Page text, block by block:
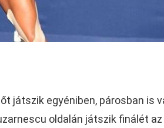
játszik egyéniben, párosban is
oldalán játszik finálét az